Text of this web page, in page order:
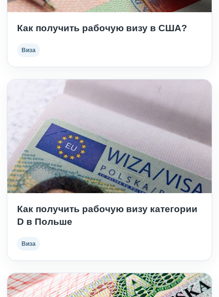
Как получить рабочую визу в США?
Виза
Как получить рабочую визу категории
D в Польше
Виза